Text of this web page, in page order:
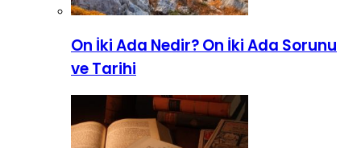
On İki Ada Nedir? On İki Ada Sorunu
ve Tarihi